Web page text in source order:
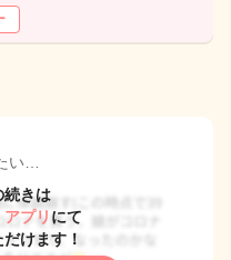
い…
続きは
プリ にて
けます！